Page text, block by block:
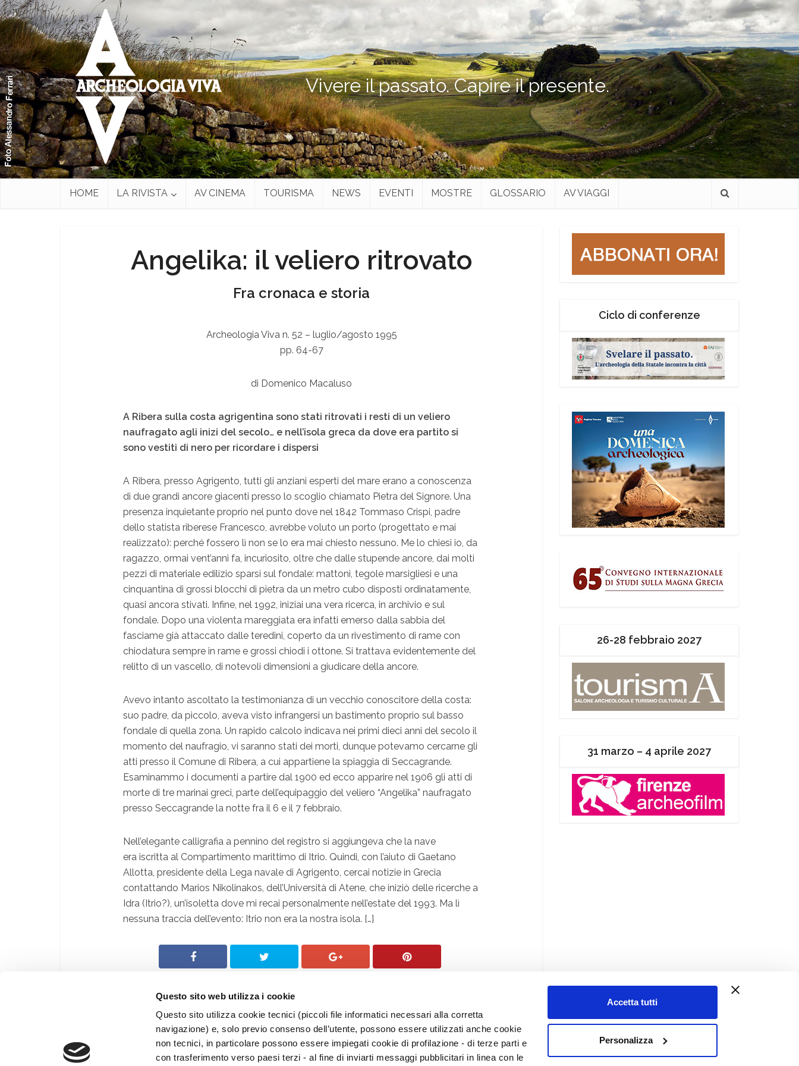
Questo sito web utilizza i cookie
Questo sito utilizza cookie tecnici (piccoli file informatici necessari alla corretta
navigazione) e, solo previo consenso dell’utente, possono essere utilizzati anche cookie
non tecnici, in particolare possono essere impiegati cookie di profilazione - di terze parti e
con trasferimento verso paesi terzi - al fine di inviarti messaggi pubblicitari in linea con le
Accetta tutti
Personalizza
Vivere il passato. Capire il presente.
HOME LA RIVISTA AV CINEMA TOURISMA NEWS EVENTI MOSTRE GLOSSARIO AV VIAGGI
Angelika: il veliero ritrovato
Fra cronaca e storia
Archeologia Viva n. 52 – luglio/agosto 1995
pp. 64-67
di Domenico Macaluso
A Ribera sulla costa agrigentina sono stati ritrovati i resti di un veliero
naufragato agli inizi del secolo… e nell’isola greca da dove era partito si
sono vestiti di nero per ricordare i dispersi
A Ribera, presso Agrigento, tutti gli anziani esperti del mare erano a conoscenza
di due grandi ancore giacenti presso lo scoglio chiamato Pietra del Signore. Una
presenza inquietante proprio nel punto dove nel 1842 Tommaso Crispi, padre
dello statista riberese Francesco, avrebbe voluto un porto (progettato e mai
realizzato): perché fossero lì non se lo era mai chiesto nessuno. Me lo chiesi io, da
ragazzo, ormai vent’anni fa, incuriosito, oltre che dalle stupende ancore, dai molti
pezzi di materiale edilizio sparsi sul fondale: mattoni, tegole marsigliesi e una
cinquantina di grossi blocchi di pietra da un metro cubo disposti ordinatamente,
quasi ancora stivati. Infine, nel 1992, iniziai una vera ricerca, in archivio e sul
fondale. Dopo una violenta mareggiata era infatti emerso dalla sabbia del
fasciame già attaccato dalle teredini, coperto da un rivestimento di rame con
chiodatura sempre in rame e grossi chiodi i ottone. Si trattava evidentemente del
relitto di un vascello, di notevoli dimensioni a giudicare della ancore.
Avevo intanto ascoltato la testimonianza di un vecchio conoscitore della costa:
suo padre, da piccolo, aveva visto infrangersi un bastimento proprio sul basso
fondale di quella zona. Un rapido calcolo indicava nei primi dieci anni del secolo il
momento del naufragio, vi saranno stati dei morti, dunque potevamo cercarne gli
atti presso il Comune di Ribera, a cui appartiene la spiaggia di Seccagrande.
Esaminammo i documenti a partire dal 1900 ed ecco apparire nel 1906 gli atti di
morte di tre marinai greci, parte dell’equipaggio del veliero “Angelika” naufragato
presso Seccagrande la notte fra il 6 e il 7 febbraio.
Nell’elegante calligrafia a pennino del registro si aggiungeva che la nave
era iscritta al Compartimento marittimo di Itrio. Quindi, con l’aiuto di Gaetano
Allotta, presidente della Lega navale di Agrigento, cercai notizie in Grecia
contattando Marios Nikolinakos, dell’Università di Atene, che iniziò delle ricerche a
Idra (Itrio?), un’isoletta dove mi recai personalmente nell’estate del 1993. Ma lì
nessuna traccia dell’evento: Itrio non era la nostra isola. […]
Ciclo di conferenze
26-28 febbraio 2027
31 marzo – 4 aprile 2027
®Giunti Editore S.p.a.
Web By
PRISMA Associazione Culturale
Chi siamo